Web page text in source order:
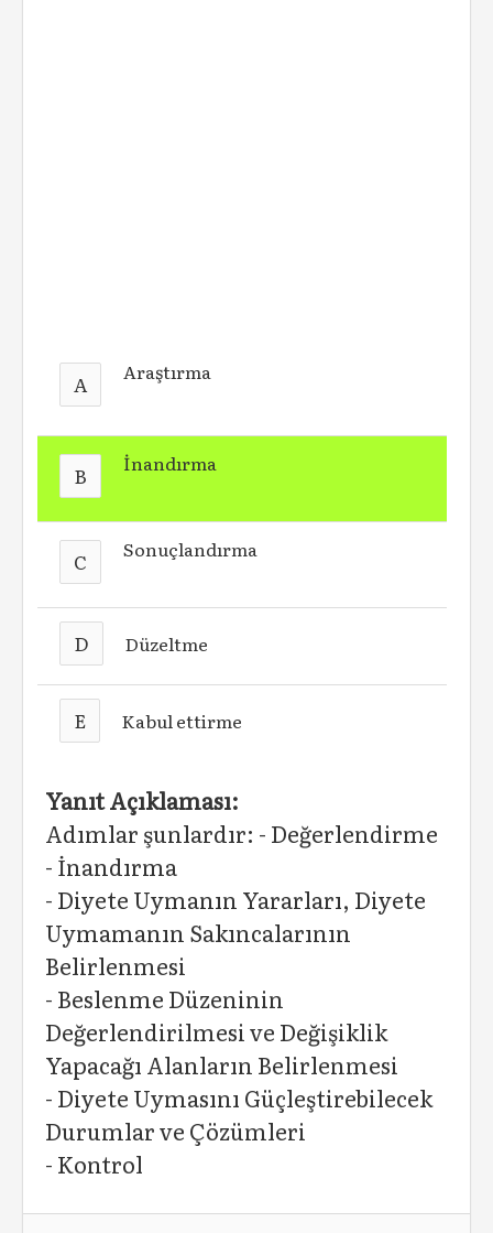
A Araştırma
B İnandırma
C Sonuçlandırma
D Düzeltme
E Kabul ettirme
Yanıt Açıklaması:
Adımlar şunlardır: - Değerlendirme
- İnandırma
- Diyete Uymanın Yararları, Diyete
Uymamanın Sakıncalarının
Belirlenmesi
- Beslenme Düzeninin
Değerlendirilmesi ve Değişiklik
Yapacağı Alanların Belirlenmesi
- Diyete Uymasını Güçleştirebilecek
Durumlar ve Çözümleri
- Kontrol